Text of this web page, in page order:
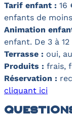
Tarif enfant : 16
enfants de
Animation
enfant. De 3 à 12
Terrasse : oui,
Produits : frais,
Réservation :
cliquant ici